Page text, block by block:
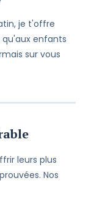
je t'offre
qu'aux enfants
sur vous
leurs plus
Nos